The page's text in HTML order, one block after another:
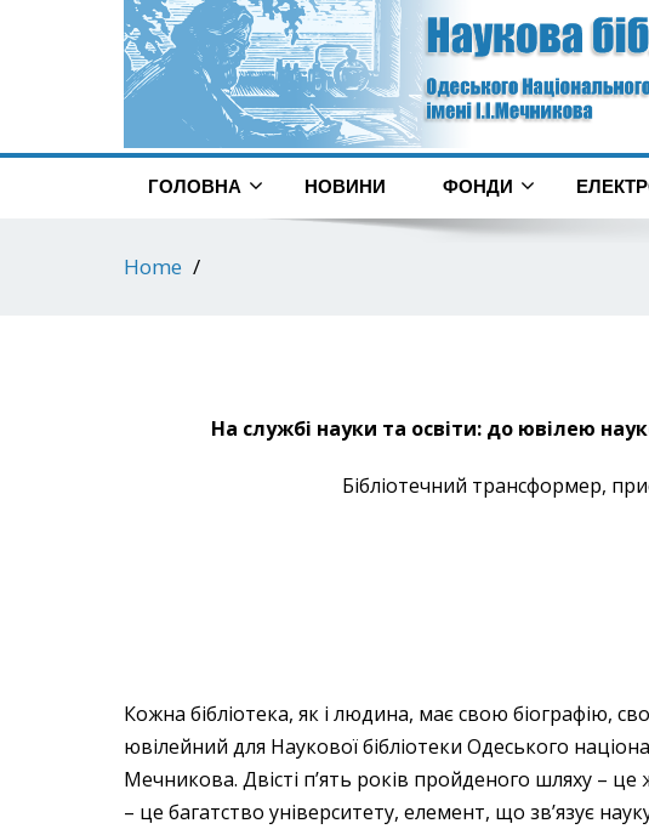
ГОЛОВНА НОВИНИ ФОНДИ
Home
На службі науки та освіти: до ювілею
Бібліотечний трансформер,
Кожна бібліотека, як і людина, має свою біографію,
ювілейний для Наукової бібліотеки Одеського
Мечникова. Двісті п’ять років пройденого шляху – це
– це багатство університету, елемент, що зв’язує